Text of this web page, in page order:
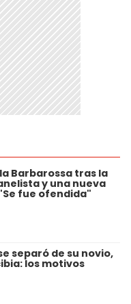
Barbarossa tras la
y una nueva
fue ofendida"
separó de su novio,
los motivos